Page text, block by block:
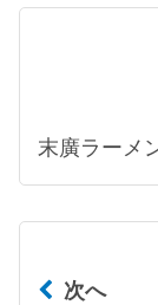
末廣ラーメ
次へ